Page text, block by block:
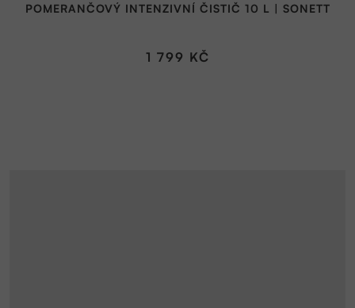
POMERANČOVÝ INTENZIVNÍ ČISTIČ 10 L | SONETT
1 799 KČ